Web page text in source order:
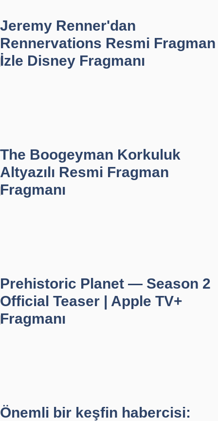
Jeremy Renner'dan
Rennervations Resmi Fragman
İzle Disney Fragmanı
The Boogeyman Korkuluk
Altyazılı Resmi Fragman
Fragmanı
Prehistoric Planet — Season 2
Official Teaser | Apple TV+
Fragmanı
Önemli bir keşfin habercisi: